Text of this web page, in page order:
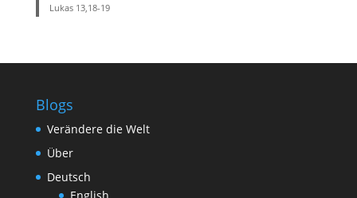
Lukas 13,18-19
Blogs
Verändere die Welt
Über
Deutsch